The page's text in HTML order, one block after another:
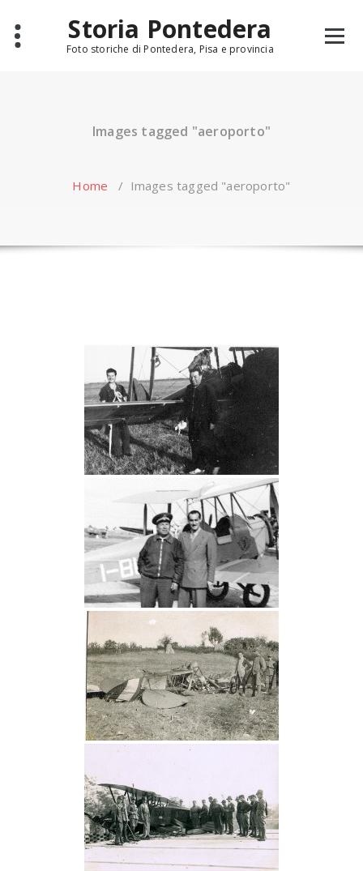
content
Storia Pontedera
Foto storiche di Pontedera, Pisa e provincia
Images tagged "aeroporto"
Home / Images tagged "aeroporto"